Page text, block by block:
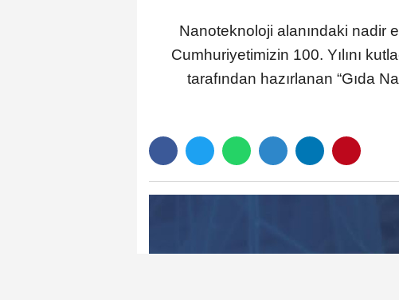
Nanoteknoloji alanındaki nadir
Cumhuriyetimizin 100. Yılını
tarafından hazırlanan “Gıda